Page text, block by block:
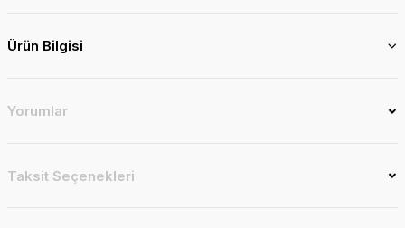
Ürün Bilgisi
Yorumlar
Taksit Seçenekleri